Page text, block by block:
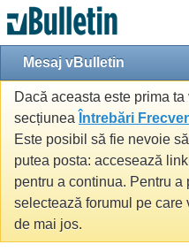
Mesaj vBulletin
Dacă aceasta este prima
secțiunea Întrebări
Este posibil să fie nevoie
putea posta: accesează
pentru a continua. Pentru
selectează forumul pe
de mai jos.